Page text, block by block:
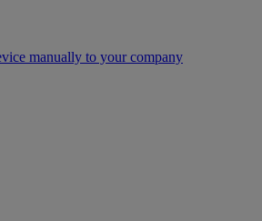
manually to your company